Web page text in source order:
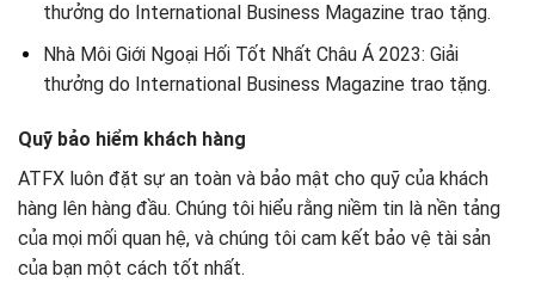
thưởng do International Business Magazine trao tặng.
Nhà Môi Giới Ngoại Hối Tốt Nhất Châu Á 2023: Giải
thưởng do International Business Magazine trao tặng.
Quỹ bảo hiểm khách hàng
ATFX luôn đặt sự an toàn và bảo mật cho quỹ của khách
hàng lên hàng đầu. Chúng tôi hiểu rằng niềm tin là nền tảng
của mọi mối quan hệ, và chúng tôi cam kết bảo vệ tài sản
của bạn một cách tốt nhất.